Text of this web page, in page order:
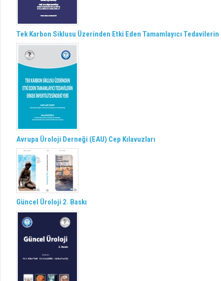
Tek Karbon Siklusu Üzerinden Etki Eden Tamamlayıcı
Avrupa Üroloji Derneği (EAU) Cep Kılavuzları
Güncel Üroloji 2. Baskı